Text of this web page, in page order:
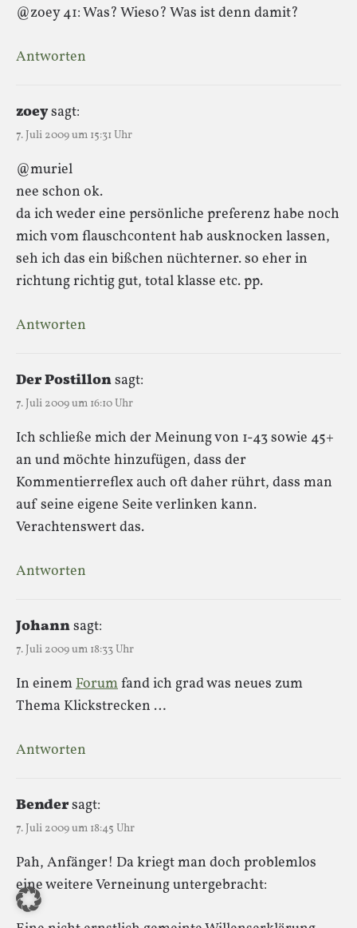
@zoey 41: Was? Wieso? Was ist denn damit?
Antworten
zoeysagt:
7. Juli 2009 um 15:31 Uhr
@muriel
nee schon ok.
da ich weder eine persönliche preferenz habe noch
mich vom flauschcontent hab ausknocken lassen,
seh ich das ein bißchen nüchterner. so eher in
richtung richtig gut, total klasse etc. pp.
Antworten
Der Postillonsagt:
7. Juli 2009 um 16:10 Uhr
Ich schließe mich der Meinung von 1-43 sowie 45+
an und möchte hinzufügen, dass der
Kommentierreflex auch oft daher rührt, dass man
auf seine eigene Seite verlinken kann.
Verachtenswert das.
Antworten
Johannsagt:
7. Juli 2009 um 18:33 Uhr
In einemForumfand ich grad was neues zum
Thema Klickstrecken …
Antworten
Bendersagt:
7. Juli 2009 um 18:45 Uhr
Pah, Anfänger! Da kriegt man doch problemlos
eine weitere Verneinung untergebracht: